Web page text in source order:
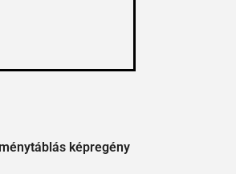
képregény